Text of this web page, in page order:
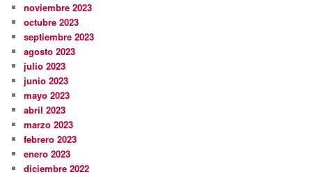
noviembre 2023
octubre 2023
septiembre 2023
agosto 2023
julio 2023
junio 2023
mayo 2023
abril 2023
marzo 2023
febrero 2023
enero 2023
diciembre 2022